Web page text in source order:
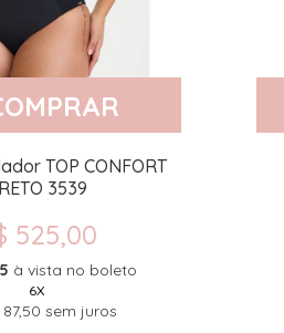
TOP CONFORT
3539
525,00
à vista no boleto
6X
sem juros